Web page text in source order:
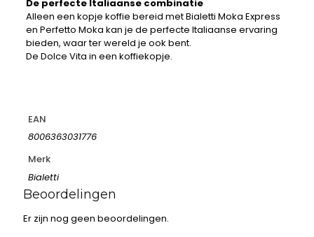
De perfecte Italiaanse combinatie
Alleen een kopje koffie bereid met Bialetti Moka Express
en Perfetto Moka kan je de perfecte Italiaanse ervaring
bieden, waar ter wereld je ook bent.
De Dolce Vita in een koffiekopje.
EAN
8006363031776
Merk
Bialetti
Beoordelingen
Er zijn nog geen beoordelingen.